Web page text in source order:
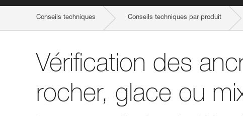
Conseils techniques Conseils techniques par produit
Vérification des
rocher, glace ou